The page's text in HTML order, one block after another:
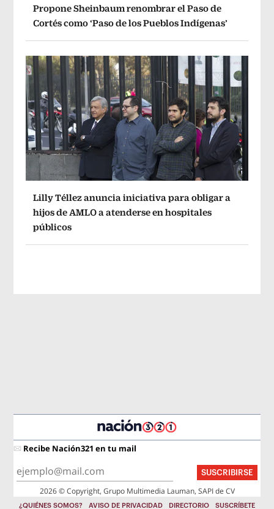
Propone Sheinbaum renombrar el Paso de
Cortés como ‘Paso de los Pueblos Indígenas’
Lilly Téllez anuncia iniciativa para obligar a
hijos de AMLO a atenderse en hospitales
públicos
Recibe Nación321 en tu mail
SUSCRIBIRSE
2026 © Copyright, Grupo Multimedia Lauman, SAPI de CV
¿QUIÉNES SOMOS? AVISO DE PRIVACIDAD DIRECTORIO SUSCRÍBETE